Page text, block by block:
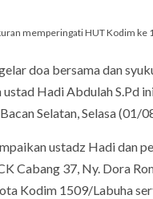
memperingati HUT Kodim ke
doa bersama dan
Hadi Abdulah S.Pd
Selatan, Selasa (01/
ustadz Hadi dan
Cabang 37, Ny. Dora
Kodim 1509/Labuha